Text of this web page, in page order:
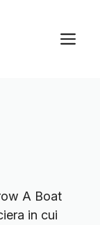
A Boat
in cui